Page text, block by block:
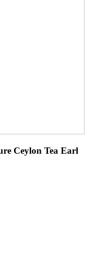
Ceylon Tea Earl